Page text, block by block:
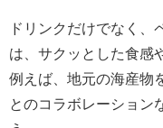
ドリンクだけでなく、
は、サクッとした食感
例えば、地元の海産物
とのコラボレーション